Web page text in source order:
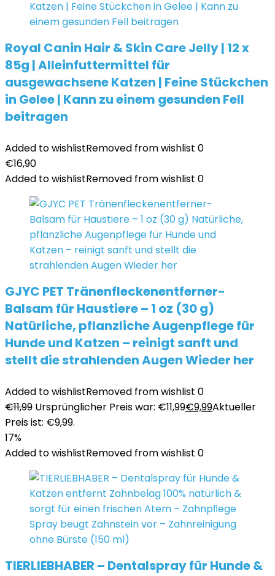
Royal Canin Hair & Skin Care Jelly | 12 x
85g | Alleinfuttermittel für
ausgewachsene Katzen | Feine Stückchen
in Gelee | Kann zu einem gesunden Fell
beitragen
Added to wishlistRemoved from wishlist 0
€16,90
Added to wishlistRemoved from wishlist 0
GJYC PET Tränenfleckenentferner-
Balsam für Haustiere – 1 oz (30 g)
Natürliche, pflanzliche Augenpflege für
Hunde und Katzen – reinigt sanft und
stellt die strahlenden Augen Wieder her
Added to wishlistRemoved from wishlist 0
€11,99 Ursprünglicher Preis war: €11,99€9,99Aktueller
Preis ist: €9,99.
17%
Added to wishlistRemoved from wishlist 0
TIERLIEBHABER – Dentalspray für Hunde &